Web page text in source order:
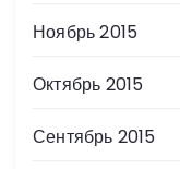
Ноябрь 2015
Октябрь 2015
Сентябрь 2015